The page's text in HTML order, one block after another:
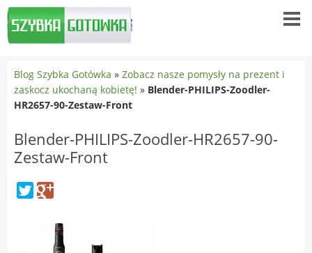
Blog Szybka Gotówka » Zobacz nasze pomysły na prezent i
zaskocz ukochaną kobietę! » Blender-PHILIPS-Zoodler-
HR2657-90-Zestaw-Front
Blender-PHILIPS-Zoodler-HR2657-90-
Zestaw-Front